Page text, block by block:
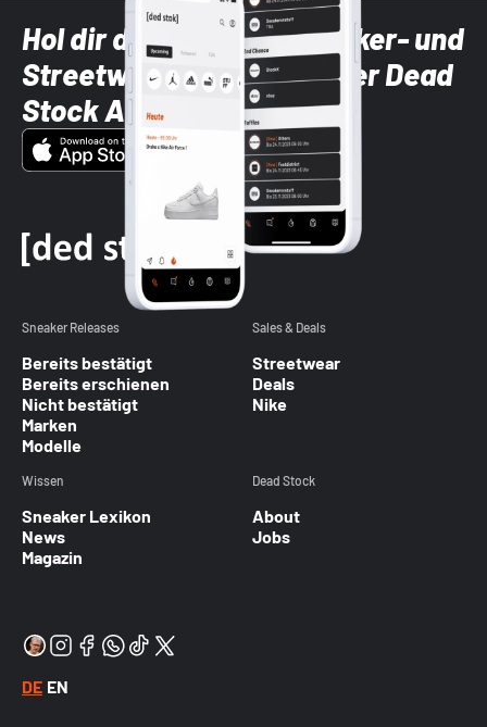
Hol dir die neuesten Sneaker- und
Streetwear-Brands mit der Dead
Stock App
Sneaker Releases
Bereits bestätigt
Bereits erschienen
Nicht bestätigt
Marken
Modelle
Sales & Deals
Streetwear
Deals
Nike
Wissen
Sneaker Lexikon
News
Magazin
Dead Stock
About
Jobs
DE EN